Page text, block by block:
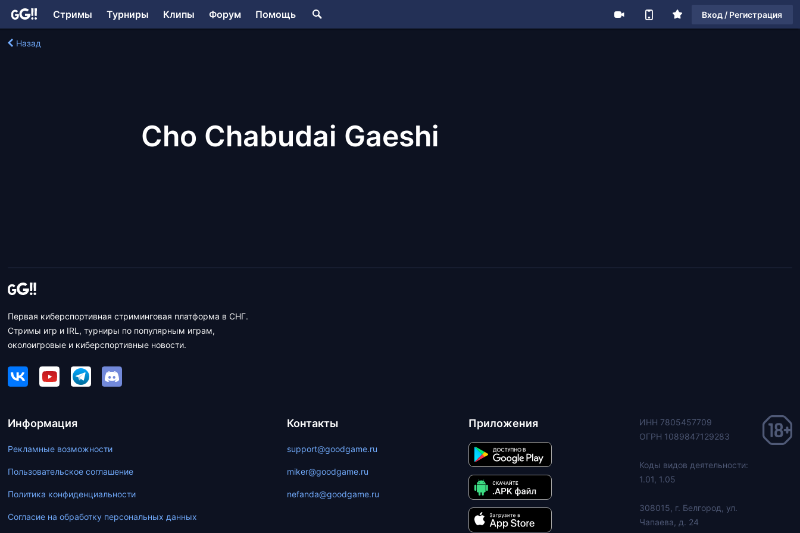
Стримы Турниры Клипы Форум Помощь Вход / Регистрация
Назад
Cho Chabudai Gaeshi
Первая киберспортивная стриминговая платформа в СНГ.
Стримы игр и IRL, турниры по популярным играм,
околоигровые и киберспортивные новости.
Информация
Рекламные возможности
Пользовательское соглашение
Политика конфиденциальности
Согласие на обработку персональных данных
Контакты
support@goodgame.ru
miker@goodgame.ru
nefanda@goodgame.ru
Приложения
ИНН 7805457709
ОГРН 1089847129283
Коды видов деятельности:
1.01, 1.05
308015, г. Белгород, ул.
Чапаева, д. 24